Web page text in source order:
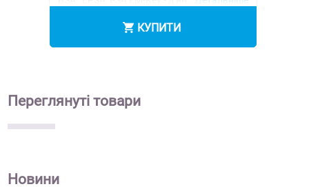
КУПИТИ
Переглянутітовари
Новини